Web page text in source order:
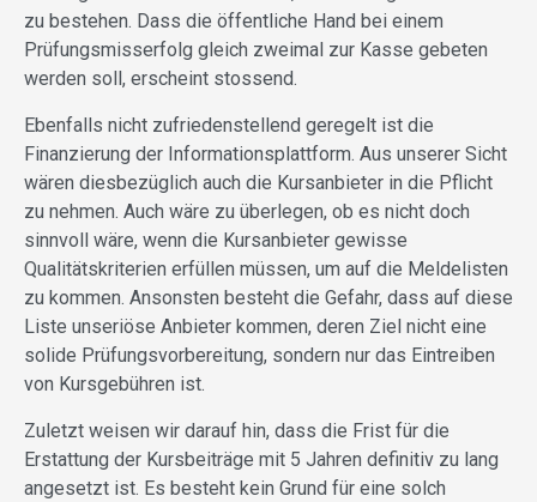
zu bestehen. Dass die öffentliche Hand bei einem
Prüfungsmisserfolg gleich zweimal zur Kasse gebeten
werden soll, erscheint stossend.
Ebenfalls nicht zufriedenstellend geregelt ist die
Finanzierung der Informationsplattform. Aus unserer Sicht
wären diesbezüglich auch die Kursanbieter in die Pflicht
zu nehmen. Auch wäre zu überlegen, ob es nicht doch
sinnvoll wäre, wenn die Kursanbieter gewisse
Qualitätskriterien erfüllen müssen, um auf die Meldelisten
zu kommen. Ansonsten besteht die Gefahr, dass auf diese
Liste unseriöse Anbieter kommen, deren Ziel nicht eine
solide Prüfungsvorbereitung, sondern nur das Eintreiben
von Kursgebühren ist.
Zuletzt weisen wir darauf hin, dass die Frist für die
Erstattung der Kursbeiträge mit 5 Jahren definitiv zu lang
angesetzt ist. Es besteht kein Grund für eine solch